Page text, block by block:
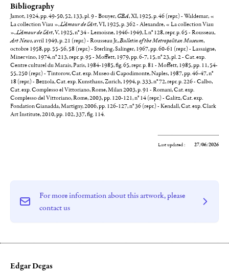
Bibliography
Jamot, 1924, pp. 49-50, 52, 133, pl. 9 - Bouyer, GBA, XI, 1925, p. 46 (repr.) - Waldemar, «
La collection Viau »,L’Amour de l’Art, VI, 1925, p. 362 - Alexandre, « La collection Viau
»,L’Amour de l’Art, V, 1925, n° 34 - Lemoisne, 1946-1949, I, n° 128, repr. p. 65 - Rousseau,
Art News, avril 1949, p. 21 (repr.) - Rousseau Jr.,Bulletin of the Metropolitan Museum,
octobre 1958, pp. 55-56, 58 (repr.) - Sterling, Salinger, 1967, pp. 60-61 (repr.) - Lassaigne,
Minervino, 1974, n° 213, repr. p. 95 - Moffett, 1979, pp. 6-7, 15, n° 23, pl. 2 - Cat. exp.
Centre culturel du Marais, Paris, 1984-1985, fig. 65, repr. p. 81 - Moffett, 1985, pp. 11, 54-
55, 250 (repr.) - Tintorow, Cat. exp. Museo di Capodimonte, Naples, 1987, pp. 46-47, n°
18 (repr.) - Bezzola, Cat. exp. Kunsthaus, Zurich, 1994, p. 333, n° 72, repr. p. 226 - Calbo,
Cat. exp. Complesso el Vittoriano, Rome, Milan 2003, p. 91 - Romani, Cat. exp.
Complesso del Vittoriano, Rome, 2003, pp. 120-121, n° 14 (repr.) - Galitz, Cat. exp.
Fondation Gianadda, Martigny, 2006, pp. 126-127, n° 36 (repr.) - Kendall, Cat. exp. Clark
Art Institute, 2010, pp. 102, 337, fig. 114.
Last updated : 27/06/2026
For more information about this artwork, please
contact us
Edgar Degas